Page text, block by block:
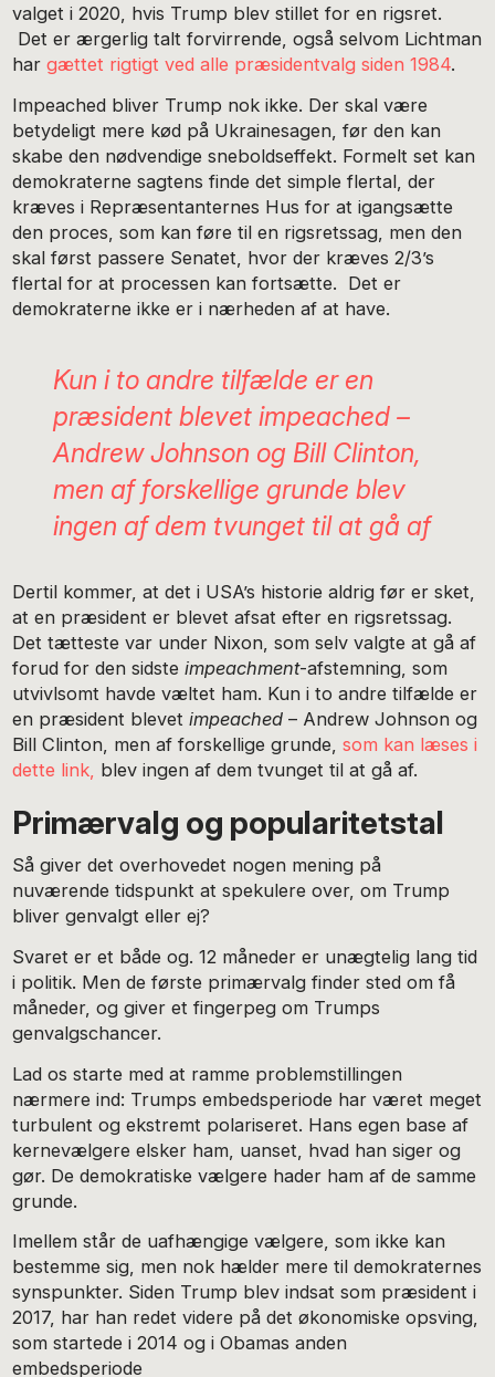
valget i 2020, hvis Trump blev stillet for en rigsret.
Det er ærgerlig talt forvirrende, også selvom Lichtman
hargættet rigtigt ved alle præsidentvalg siden 1984.
Impeached bliver Trump nok ikke. Der skal være
betydeligt mere kød på Ukrainesagen, før den kan
skabe den nødvendige sneboldseffekt. Formelt set kan
demokraterne sagtens finde det simple flertal, der
kræves i Repræsentanternes Hus for at igangsætte
den proces, som kan føre til en rigsretssag, men den
skal først passere Senatet, hvor der kræves 2/3’s
flertal for at processen kan fortsætte. Det er
demokraterne ikke er i nærheden af at have.
Kun i to andre tilfælde er en
præsident blevet impeached–
Andrew Johnson og Bill Clinton,
men af forskellige grunde blev
ingen af dem tvunget til at gå af
Dertil kommer, at det i USA’s historie aldrig før er sket,
at en præsident er blevet afsat efter en rigsretssag.
Det tætteste var under Nixon, som selv valgte at gå af
forud for den sidsteimpeachment-afstemning, som
utvivlsomt havde væltet ham. Kun i to andre tilfælde er
en præsident blevetimpeached – Andrew Johnson og
Bill Clinton, men af forskellige grunde,som kan læses i
dette link, blev ingen af dem tvunget til at gå af.
Primærvalg og popularitetstal
Så giver det overhovedet nogen mening på
nuværende tidspunkt at spekulere over, om Trump
bliver genvalgt eller ej?
Svaret er et både og. 12 måneder er unægtelig lang tid
i politik. Men de første primærvalg finder sted om få
måneder, og giver et fingerpeg om Trumps
genvalgschancer.
Lad os starte med at ramme problemstillingen
nærmere ind: Trumps embedsperiode har været meget
turbulent og ekstremt polariseret. Hans egen base af
kernevælgere elsker ham, uanset, hvad han siger og
gør. De demokratiske vælgere hader ham af de samme
grunde.
Imellem står de uafhængige vælgere, som ikke kan
bestemme sig, men nok hælder mere til demokraternes
synspunkter. Siden Trump blev indsat som præsident i
2017, har han redet videre på det økonomiske opsving,
som startede i 2014 og i Obamas anden
embedsperiode